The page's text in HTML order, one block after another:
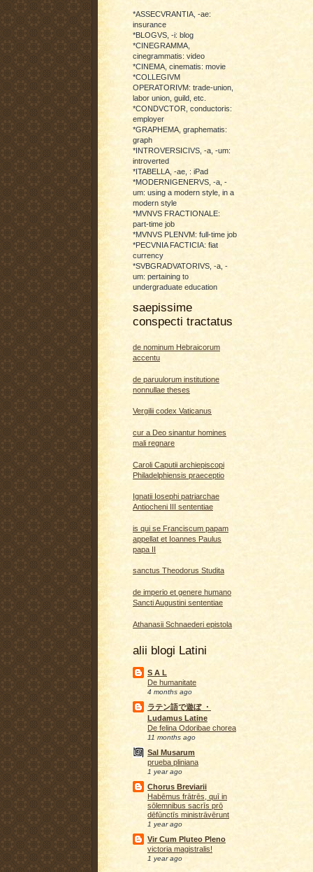
*ASSECVRANTIA, -ae:
insurance
*BLOGVS, -i: blog
*CINEGRAMMA,
cinegrammatis: video
*CINEMA, cinematis: movie
*COLLEGIVM
OPERATORIVM: trade-union,
labor union, guild, etc.
*CONDVCTOR, conductoris:
employer
*GRAPHEMA, graphematis:
graph
*INTROVERSICIVS, -a, -um:
introverted
*ITABELLA, -ae, : iPad
*MODERNIGENERVS, -a, -
um: using a modern style, in a
modern style
*MVNVS FRACTIONALE:
part-time job
*MVNVS PLENVM: full-time job
*PECVNIA FACTICIA: fiat
currency
*SVBGRADVATORIVS, -a, -
um: pertaining to
undergraduate education
saepissime
conspecti tractatus
de nominum Hebraicorum
accentu
de paruulorum institutione
nonnullae theses
Vergilii codex Vaticanus
cur a Deo sinantur homines
mali regnare
Caroli Caputii archiepiscopi
Philadelphiensis praeceptio
Ignatii Iosephi patriarchae
Antiocheni III sententiae
is qui se Franciscum papam
appellat et Ioannes Paulus
papa II
sanctus Theodorus Studita
de imperio et genere humano
Sancti Augustini sententiae
Athanasii Schnaederi epistola
alii blogi Latini
S A L
De humanitate
4 months ago
ラテン語で遊ぼ ・
Ludamus Latine
De felina Odoribae chorea
11 months ago
Sal Musarum
prueba pliniana
1 year ago
Chorus Breviarii
Habēmus frātrēs, quī in
sōlemnibus sacrīs prō
dēfūnctīs ministrāvērunt
1 year ago
Vir Cum Pluteo Pleno
victoria magistralis!
1 year ago